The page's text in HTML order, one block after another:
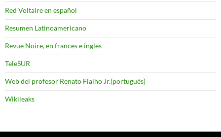
Red Voltaire en español
Resumen Latinoamericano
Revue Noire, en frances e ingles
TeleSUR
Web del profesor Renato Fialho Jr.(portugués)
Wikileaks